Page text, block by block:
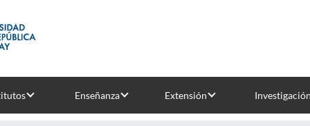
Enseñanza Extensión Investigación